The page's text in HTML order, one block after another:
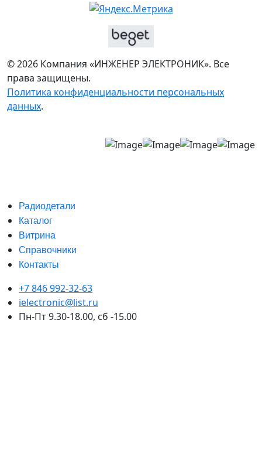
© 2026 Компания «ИНЖЕНЕР ЭЛЕКТРОНИК». Все
права защищены.
Политика конфиденциальности персональных
данных.
Радиодетали
Каталог
Витрина
Справочники
Контакты
+7 846 992-32-63
ielectronic@list.ru
Пн-Пт 9.30-18.00, сб -15.00